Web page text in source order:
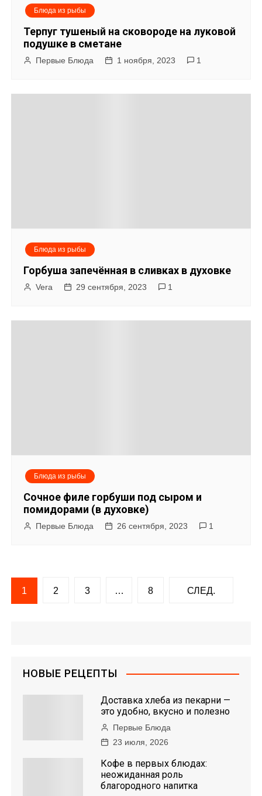
Блюда из рыбы
Терпуг тушеный на сковороде на луковой
подушке в сметане
Первые Блюда 1 ноября, 2023 1
Блюда из рыбы
Горбуша запечённая в сливках в духовке
Vera 29 сентября, 2023 1
Блюда из рыбы
Сочное филе горбуши под сыром и
помидорами (в духовке)
Первые Блюда 26 сентября, 2023 1
Н
1 2 3 … 8 СЛЕД.
НОВЫЕ РЕЦЕПТЫ
Доставка хлеба из пекарни —
это удобно, вкусно и полезно
Первые Блюда
23 июля, 2026
Кофе в первых блюдах:
неожиданная роль
благородного напитка